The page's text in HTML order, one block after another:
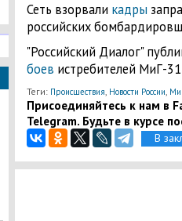
Сеть взорвали кадры
российских
"Российский Диалог"
боев истребителей МиГ-
Теги: Происшествия, Новости России,
Присоединяйтесь к нам в
Telegram. Будьте в курсе
В